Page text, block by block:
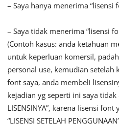
– Saya hanya menerima “lisensi
– Saya tidak menerima “lisensi
(Contoh kasus: anda ketahuan
untuk keperluan komersil,
personal use, kemudian setelah
font saya, anda membeli
kejadian yg seperti ini saya tidak
LISENSINYA”, karena lisensi
“LISENSI SETELAH